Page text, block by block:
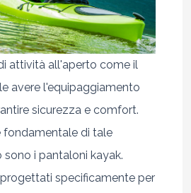
attività all'aperto come il
avere l'equipaggiamento
sicurezza e comfort.
di tale
i pantaloni kayak.
specificamente per